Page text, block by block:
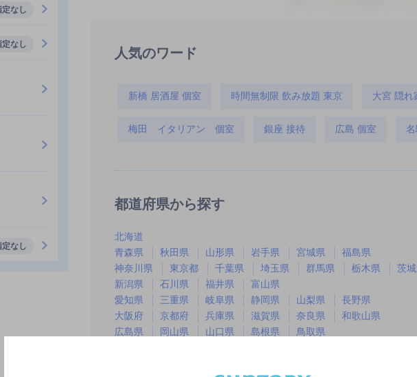
人気のワード
新橋 居酒屋 個室 時間無制限 飲み放題 東京 大宮 隠れ
梅田 イタリアン 個室 銀座 接待 広島 個室
都道府県から探す
北海道
青森県
秋田県 山形県 岩手県 宮城県
福島県
神奈川県
東京都 千葉県 埼玉県 群馬県 栃木県
茨
新潟県
石川県 福井県
富山県
愛知県
三重県 岐阜県 静岡県 山梨県
長野県
大阪府
京都府 兵庫県 滋賀県 奈良県
和歌山県
広島県
岡山県 山口県 島根県
鳥取県
定なし
定なし
定なし